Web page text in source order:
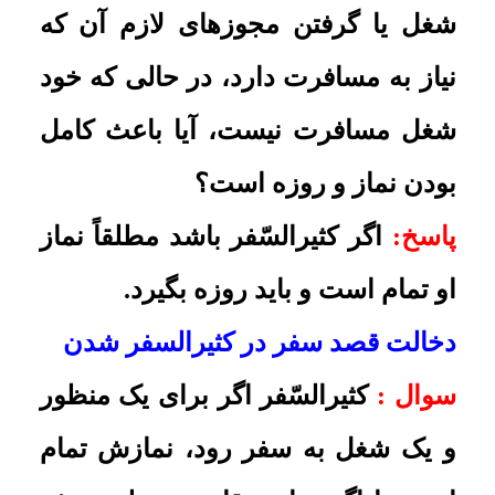
عدم تفاوت کسی که شغل او
مسافرت یا شغل او در سفر است
سوال :
در حکم کثیرالسّفر، کسی که
شغل او مسافرت است (مثل راننده‌ها)
یا کسی که شغل او در سفر است (مثل
کارمندها) تفاوتی با هم دارند؟
پاسخ:تفاوتی ندارد.
عدم تفاوت بین سفر اول و سفرهای
بعدی
سوال :کسی که شغلش را در سفر
انتخاب می‌کند، برای اتمام نمازها و
گرفتن روزه‌ها فرقی بین سفر اول و
دیگر سفرهای او هست؟
پاسخ:
فرقی نیست؛ در همان سفر اول